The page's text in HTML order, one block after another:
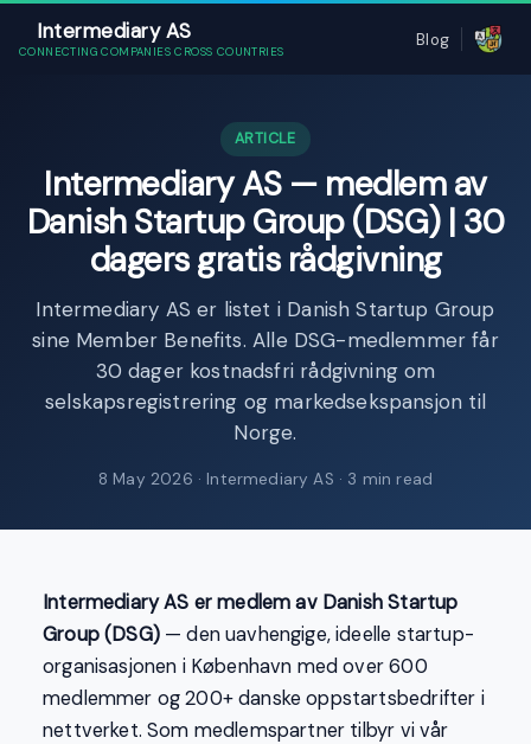
Intermediary AS
CONNECTING COMPANIES CROSS COUNTRIES
Blog
ARTICLE
Intermediary AS — medlem av
Danish Startup Group (DSG) | 30
dagers gratis rådgivning
Intermediary AS er listet i Danish Startup Group
sine Member Benefits. Alle DSG-medlemmer får
30 dager kostnadsfri rådgivning om
selskapsregistrering og markedsekspansjon til
Norge.
8 May 2026 · Intermediary AS · 3 min read
Intermediary AS er medlem av Danish Startup
Group (DSG)— den uavhengige, ideelle startup-
organisasjonen i København med over 600
medlemmer og 200+ danske oppstartsbedrifter i
nettverket. Som medlemspartner tilbyr vi vår